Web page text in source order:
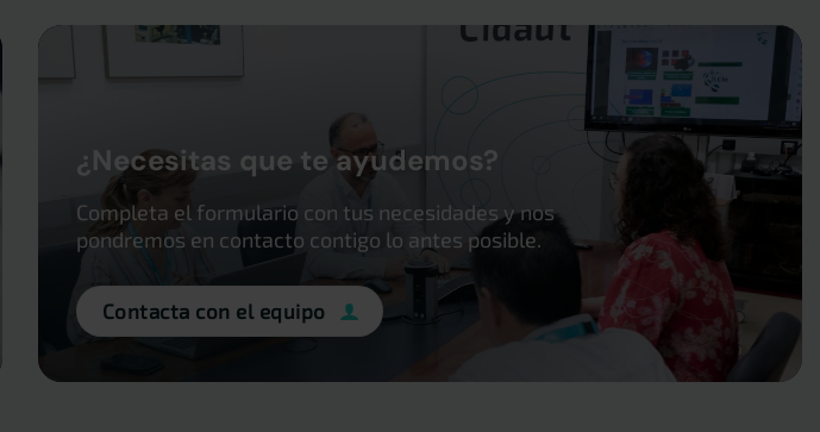
¿Necesitas que te ayudemos?
Completa el formulario con tus necesidades y nos
pondremos en contacto contigo lo antes posible.
Contacta con el equipo